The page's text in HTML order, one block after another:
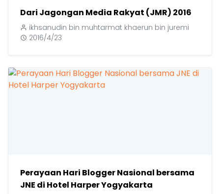
Dari Jagongan Media Rakyat (JMR) 2016
ikhsanudin bin muhtarmat khaerun bin juremi
2016/4/23
Perayaan Hari Blogger Nasional bersama
JNE di Hotel Harper Yogyakarta